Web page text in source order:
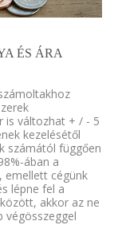
ÉS ÁRA
is változhat + / - 5
kezelésétől
számától függően
ában a
emellett cégünk
lépne fel a
akkor az ne
végösszeggel